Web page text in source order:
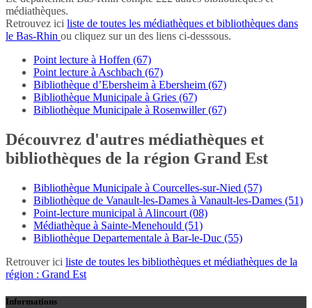
médiathèques.
Retrouvez ici liste de toutes les médiathèques et bibliothèques dans
le Bas-Rhin ou cliquez sur un des liens ci-desssous.
Point lecture à Hoffen (67)
Point lecture à Aschbach (67)
Bibliothèque d’Ebersheim à Ebersheim (67)
Bibliothèque Municipale à Gries (67)
Bibliothèque Municipale à Rosenwiller (67)
Découvrez d'autres médiathèques et
bibliothèques de la région Grand Est
Bibliothèque Municipale à Courcelles-sur-Nied (57)
Bibliothèque de Vanault-les-Dames à Vanault-les-Dames (51)
Point-lecture municipal à Alincourt (08)
Médiathèque à Sainte-Menehould (51)
Bibliothèque Departementale à Bar-le-Duc (55)
Retrouver ici liste de toutes les bibliothèques et médiathèques de la
région : Grand Est
Informations